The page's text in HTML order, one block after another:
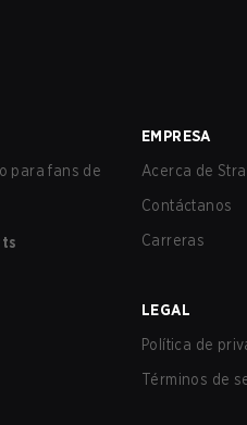
para fans de
EMPRESA
Acerca de
Contáctanos
Carreras
LEGAL
Política de
Términos de